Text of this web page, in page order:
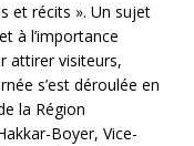
et récits ». Un sujet
à l’importance
attirer visiteurs,
s’est déroulée en
la Région
Boyer, Vice-